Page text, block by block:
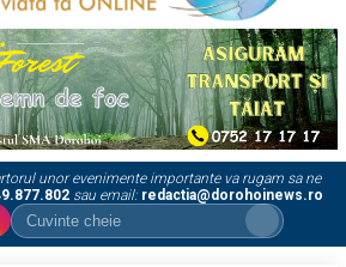
unor evenimente importante va rugam sa ne
sau email: redactia@dorohoinews.ro